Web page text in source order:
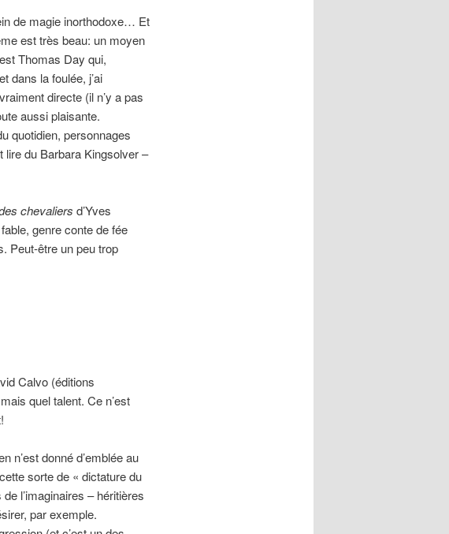
de magie inorthodoxe… Et
est très beau: un moyen
Thomas Day qui,
dans la foulée, j’ai
directe (il n’y a pas
aussi plaisante.
quotidien, personnages
du Barbara Kingsolver –
chevaliers d’Yves
genre conte de fée
Peut-être un peu trop
Calvo (éditions
quel talent. Ce n’est
n’est donné d’emblée au
sorte de « dictature du
l’imaginaires – héritières
par exemple.